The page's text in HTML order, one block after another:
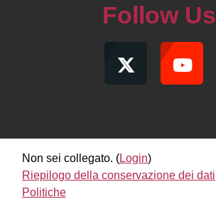
Follow Us
Non sei collegato. (Login)
Riepilogo della conservazione dei dati
Politiche